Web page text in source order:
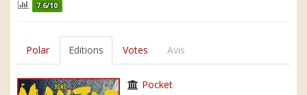
7.6/10
Polar Editions Votes Avis
Pocket